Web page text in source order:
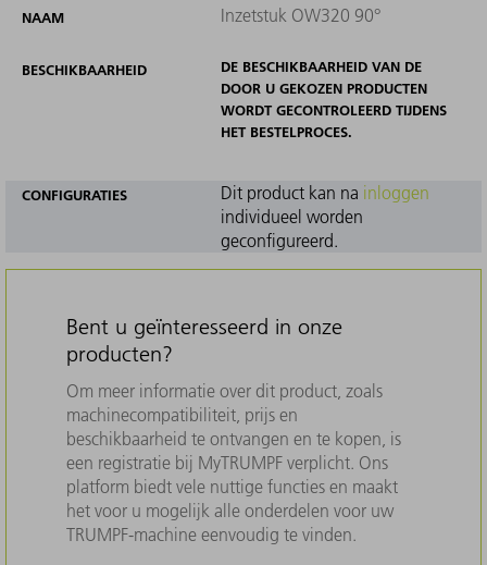
NAAM Inzetstuk OW320 90°
BESCHIKBAARHEID
DE BESCHIKBAARHEID VAN DE
DOOR U GEKOZEN PRODUCTEN
WORDT GECONTROLEERD TIJDENS
HET BESTELPROCES.
CONFIGURATIES Dit product kan na inloggen
individueel worden
geconfigureerd.
Bent u geïnteresseerd in onze
producten?
Om meer informatie over dit product, zoals
machinecompatibiliteit, prijs en
beschikbaarheid te ontvangen en te kopen, is
een registratie bij MyTRUMPF verplicht. Ons
platform biedt vele nuttige functies en maakt
het voor u mogelijk alle onderdelen voor uw
TRUMPF-machine eenvoudig te vinden.